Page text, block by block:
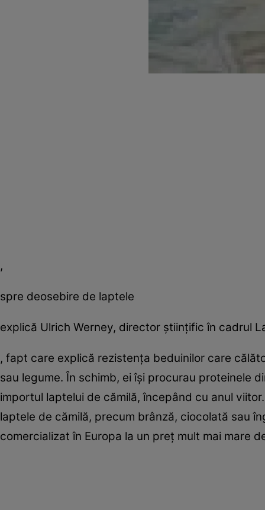
,
spre deosebire de laptele
explică Ulrich Werney, director ştiinţific în cadrul
, fapt care explică rezistenţa beduinilor care
sau legume. În schimb, ei îşi procurau proteinele
importul laptelui de cămilă, începând cu anul
laptele de cămilă, precum brânză, ciocolată sau
comercializat în Europa la un preţ mult mai mare